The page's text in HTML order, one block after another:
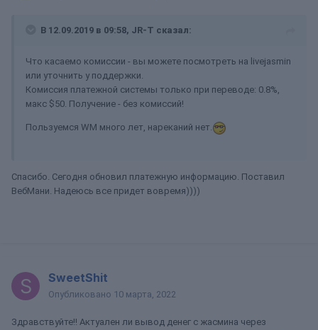
В 12.09.2019 в 09:58, JR-T сказал:
Что касаемо комиссии - вы можете посмотреть на livejasmin
или уточнить у поддержки.
Комиссия платежной системы только при переводе: 0.8%,
макс $50. Получение - без комиссий!
Пользуемся WM много лет, нареканий нет.
Спасибо. Сегодня обновил платежную информацию. Поставил
ВебМани. Надеюсь все придет вовремя))))
SweetShit
Опубликовано 10 марта, 2022
Здравствуйте!! Актуален ли вывод денег с жасмина через